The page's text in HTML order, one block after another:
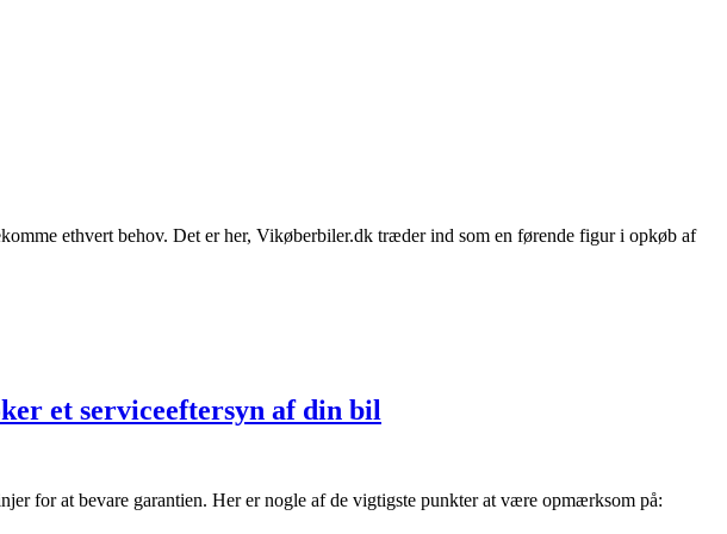
ethvert behov. Det er her, Vikøberbiler.dk træder ind som en førende figur i opkøb af
et serviceeftersyn af din bil
for at bevare garantien. Her er nogle af de vigtigste punkter at være opmærksom på: